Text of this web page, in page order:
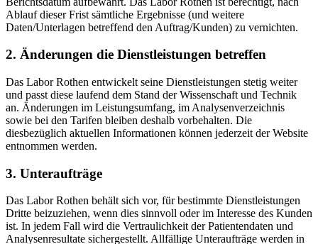
Ablauf dieser Frist sämtliche Ergebnisse (und weitere
Daten/Unterlagen betreffend den Auftrag/Kunden) zu vernichten.
2. Änderungen die Dienstleistungen betreffen
Das Labor Rothen entwickelt seine Dienstleistungen stetig weiter
und passt diese laufend dem Stand der Wissenschaft und Technik
an. Änderungen im Leistungsumfang, im Analysenverzeichnis
sowie bei den Tarifen bleiben deshalb vorbehalten. Die
diesbezüglich aktuellen Informationen können jederzeit der Website
entnommen werden.
3. Unteraufträge
Das Labor Rothen behält sich vor, für bestimmte Dienstleistungen
Dritte beizuziehen, wenn dies sinnvoll oder im Interesse des Kunden
ist. In jedem Fall wird die Vertraulichkeit der Patientendaten und
Analysenresultate sichergestellt. Allfällige Unteraufträge werden in